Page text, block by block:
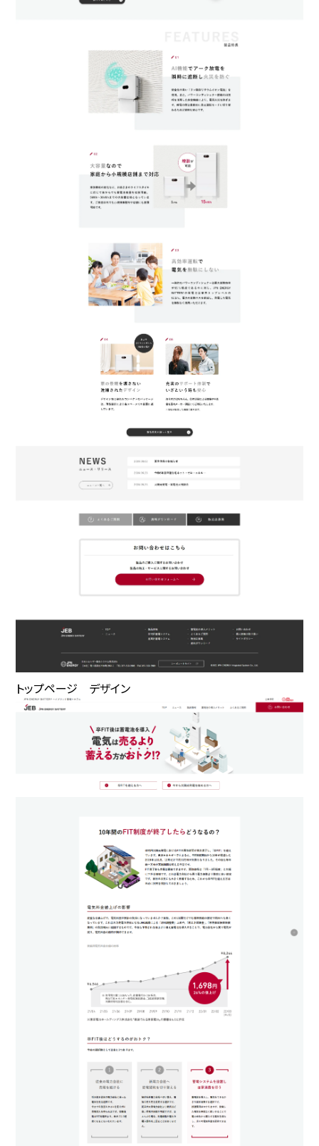
トップページ デザイン